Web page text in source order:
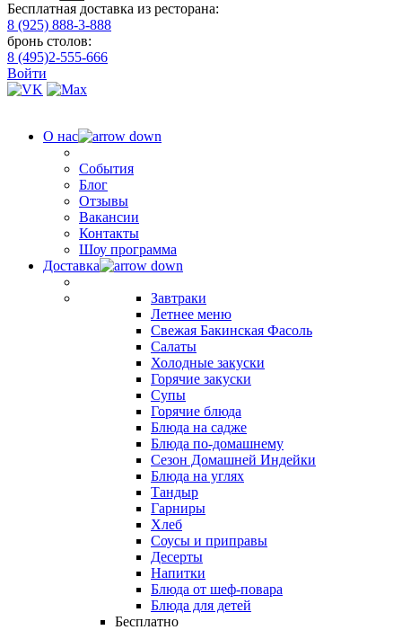
Бесплатная доставка из ресторана:
8 (925) 888-3-888
бронь столов:
8 (495)2-555-666
Войти
О нас
События
Блог
Отзывы
Вакансии
Контакты
Шоу программа
Доставка
Завтраки
Летнее меню
Свежая Бакинская Фасоль
Салаты
Холодные закуски
Горячие закуски
Супы
Горячие блюда
Блюда на садже
Блюда по-домашнему
Сезон Домашней Индейки
Блюда на углях
Тандыр
Гарниры
Хлеб
Соусы и приправы
Десерты
Напитки
Блюда от шеф-повара
Блюда для детей
Бесплатно